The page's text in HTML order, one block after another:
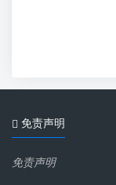
免责声明
免责声明